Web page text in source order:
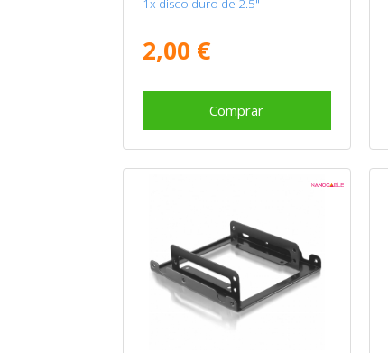
1x disco duro de 2.5"
2,00 €
Comprar